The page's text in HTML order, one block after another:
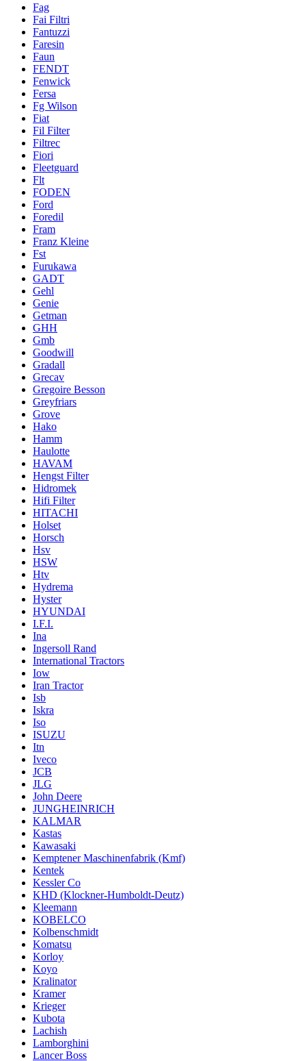
Fag
Fai Filtri
Fantuzzi
Faresin
Faun
FENDT
Fenwick
Fersa
Fg Wilson
Fiat
Fil Filter
Filtrec
Fiori
Fleetguard
Flt
FODEN
Ford
Foredil
Fram
Franz Kleine
Fst
Furukawa
GADT
Gehl
Genie
Getman
GHH
Gmb
Goodwill
Gradall
Grecav
Gregoire Besson
Greyfriars
Grove
Hako
Hamm
Haulotte
HAVAM
Hengst Filter
Hidromek
Hifi Filter
HITACHI
Holset
Horsch
Hsv
HSW
Htv
Hydrema
Hyster
HYUNDAI
I.F.I.
Ina
Ingersoll Rand
International Tractors
Iow
Iran Tractor
Isb
Iskra
Iso
ISUZU
Itn
Iveco
JCB
JLG
John Deere
JUNGHEINRICH
KALMAR
Kastas
Kawasaki
Kemptener Maschinenfabrik (Kmf)
Kentek
Kessler Co
KHD (Klockner-Humboldt-Deutz)
Kleemann
KOBELCO
Kolbenschmidt
Komatsu
Korloy
Koyo
Kralinator
Kramer
Krieger
Kubota
Lachish
Lamborghini
Lancer Boss